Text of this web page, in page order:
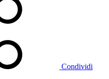
Condividi